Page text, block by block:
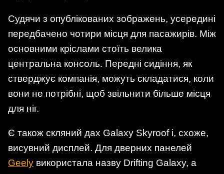
Судячи з опублікованих зображень, усередині
передбачено чотири місця для пасажирів. Між
основними кріслами стоїть велика
центральна консоль. Передні сидіння, як
стверджує компанія, можуть складатися, коли
вони не потрібні, щоб звільнити більше місця
для ніг.
Є також скляний дах Galaxy Skyroof і, схоже,
висувний дисплей. Для дверних панелей
Geely використала назву Drifting Galaxy, а